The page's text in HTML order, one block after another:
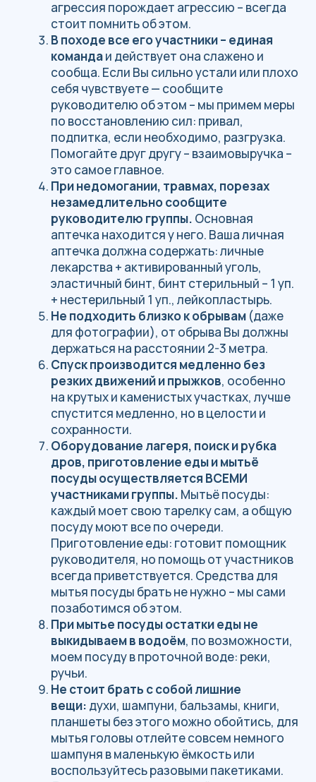
пригодится, а вес она добавит, поэтому
хорошенько подумайте, что стоит брать,
а что нет, т.к.СВОЙ РЮКЗАК ВЫ
ПОНЕСЁТЕ САМИ!Учтите также, что в
рюкзак помимо Ваших личных вещей
прибавится ещё и еда.
Не уходите из лагеря надолго, не
сообщив руководителю или его
помощнику об этом.Не уходите далеко
от лагеря – всегда сообщайте: куда и,
примерно, насколько Вы уходите.
Не пробуйте неизвестных грибов, ягод и
растений.
В походе употребление алкоголя
запрещено, т.к. алкоголь и пешие
нагрузки под рюкзаком могут вызвать
серьёзные проблемы со здоровьем.
Двигаясьв лесной зоне, держите
дистанциюдруг от друга примерно 2
метра – это обезопасит Вас от удара по
лицу веткой, при возможном ударе веткой
сзади идущего – кричите: «Ветка!»
При движении по склонуне скидывать
камни, внизу может кто-то оказаться,
если камень срывается вниз – кричите:
«Камень!»
На Кольском полуострове можно
встретить: лося, бурого медведя,
росомаху. Если это произошло, тоне
поворачивайтесь к животному спиной и
не бегите, лучше громко кричать, шуметь
использовать фальшфейер или хлопушку
(выдаём). На юге Кольского полуострова
можно встретить ужей и гадюк – стоит
внимательней смотреть под ноги. Укус
гадюки в подавляющем большинстве
случаев безопасен для жизни и здоровья
человека. При укусе следует промыть
рану и наложить повязку.
При справлении «большой» нужды её
результат закидывайте листьями,
ветками, камнями или закапывайте – это
делается в целях безопасности – так мы
меньше привлекаем внимание диких
животных, например, медведя.
Наверняка, все видели, что кошки и
некоторые собаки закапывают свои
фекалии – это они как раз делают для
своей безопасности. Также в этом есть и
эстетическая сторона — любуясь
красотами природы Вам, думаю, не
хотелось бы наткнуться на продукты
жизнедеятельности человека. Или на
фоне зелени, постоянно пестреющие
белым, «флажки».
Средства женской гигиены мы сжигаем,
т.к. они очень долго разлагаются и
наносят большой вред для окружающей
среды, к тому же, привлекают диких
животных. В этом нет ничего стыдного,
но если Вы стесняетесь можно будет
сделать это после того как все уйдут
спать.